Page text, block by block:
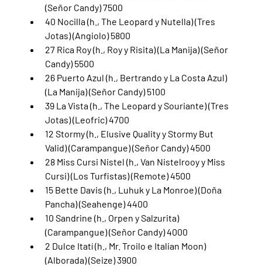
(Señor Candy) 7500
40 Nocilla (h., The Leopard y Nutella) (Tres
Jotas) (Angiolo) 5800
27 Rica Roy (h., Roy y Risita) (La Manija) (Señor
Candy) 5500
26 Puerto Azul (h., Bertrando y La Costa Azul)
(La Manija) (Señor Candy) 5100
39 La Vista (h., The Leopard y Souriante) (Tres
Jotas) (Leofric) 4700
12 Stormy (h., Elusive Quality y Stormy But
Valid) (Carampangue) (Señor Candy) 4500
28 Miss Cursi Nistel (h., Van Nistelrooy y Miss
Cursi) (Los Turfistas) (Remote) 4500
15 Bette Davis (h., Luhuk y La Monroe) (Doña
Pancha) (Seahenge) 4400
10 Sandrine (h., Orpen y Salzurita)
(Carampangue) (Señor Candy) 4000
2 Dulce Itatí (h., Mr. Troilo e Italian Moon)
(Alborada) (Seize) 3900